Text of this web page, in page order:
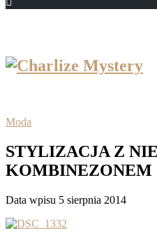
Moda
STYLIZACJA Z
KOMBINEZONEM
Data wpisu 5 sierpnia 2014